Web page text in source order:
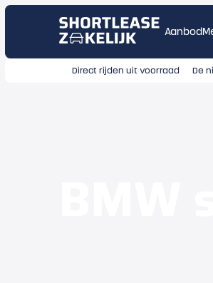
Aanbod
Direct rijden uit voorraad De